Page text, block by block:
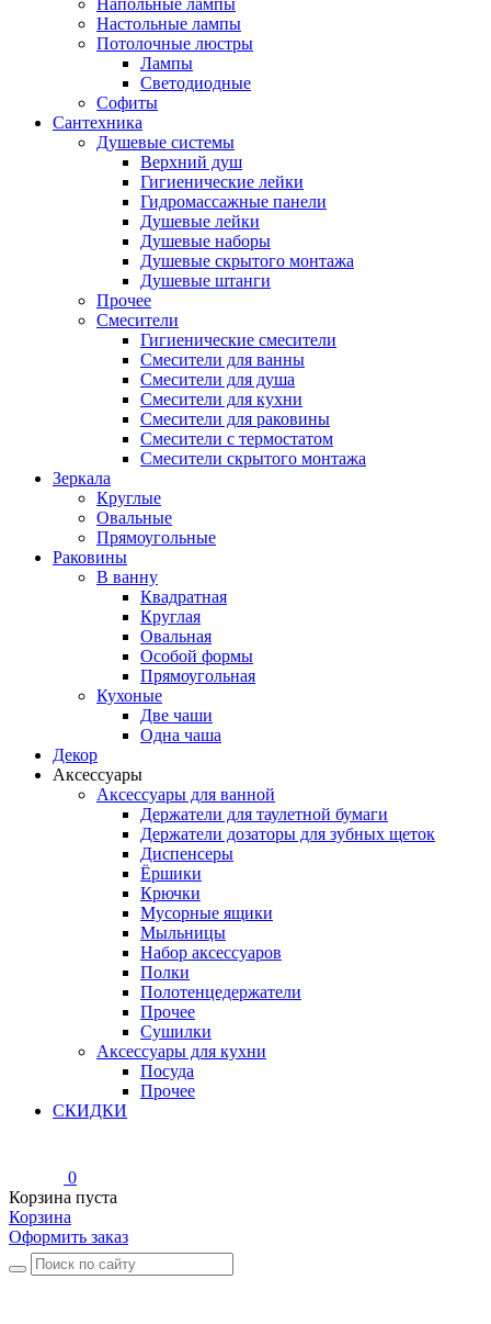
Напольные лампы
Настольные лампы
Потолочные люстры
Лампы
Светодиодные
Софиты
Сантехника
Душевые системы
Верхний душ
Гигиенические лейки
Гидромассажные панели
Душевые лейки
Душевые наборы
Душевые скрытого монтажа
Душевые штанги
Прочее
Смесители
Гигиенические смесители
Смесители для ванны
Смесители для душа
Смесители для кухни
Смесители для раковины
Смесители с термостатом
Смесители скрытого монтажа
Зеркала
Круглые
Овальные
Прямоугольные
Раковины
В ванну
Квадратная
Круглая
Овальная
Особой формы
Прямоугольная
Кухоные
Две чаши
Одна чаша
Декор
Аксессуары
Аксессуары для ванной
Держатели для таулетной бумаги
Держатели дозаторы для зубных щеток
Диспенсеры
Ёршики
Крючки
Мусорные ящики
Мыльницы
Набор аксессуаров
Полки
Полотенцедержатели
Прочее
Сушилки
Аксессуары для кухни
Посуда
Прочее
СКИДКИ
0
Корзина пуста
Корзина
Оформить заказ